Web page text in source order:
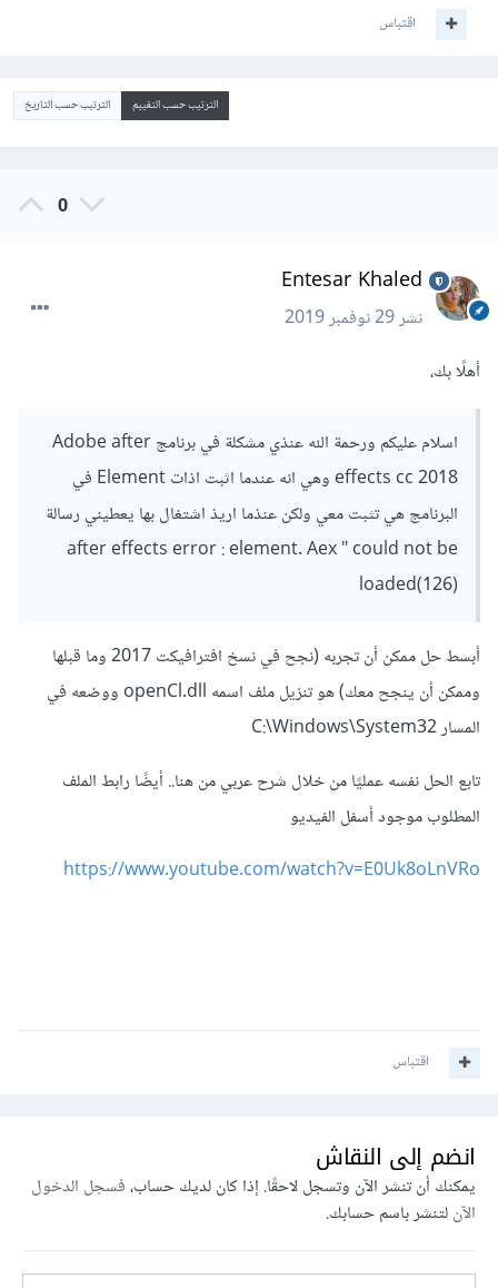
اقتباس
الترتيب حسب التقييم الترتيب حسب التاريخ
0
Entesar Khaled
نشر29 نوفمبر 2019
أهلًا بك،
اسلام عليكم ورحمة الله عنذي مشكلة في برنامج Adobe after
effects cc 2018 وهي انه عندما اثبت اذات Element في
البرنامج هي تثبت معي ولكن عنذما اريذ اشتغال بها يعطيني رسالة
after effects error : element. Aex " could not be
loaded(126)
أبسط حل ممكن أن تجربه (نجح في نسخ افترافيكت 2017 وما قبلها
وممكن أن ينجح معك) هو تنزيل ملف اسمه openCl.dll ووضعه في
المسار C:\Windows\System32
تابع الحل نفسه عمليًا من خلال شرح عربي من هنا.. أيضًا رابط الملف
المطلوب موجود أسفل الفيديو
https://www.youtube.com/watch?v=E0Uk8oLnVRo
اقتباس
انضم إلى النقاش
يمكنك أن تنشر الآن وتسجل لاحقًا. إذا كان لديك حساب،فسجل الدخول
الآنلتنشر باسم حسابك.